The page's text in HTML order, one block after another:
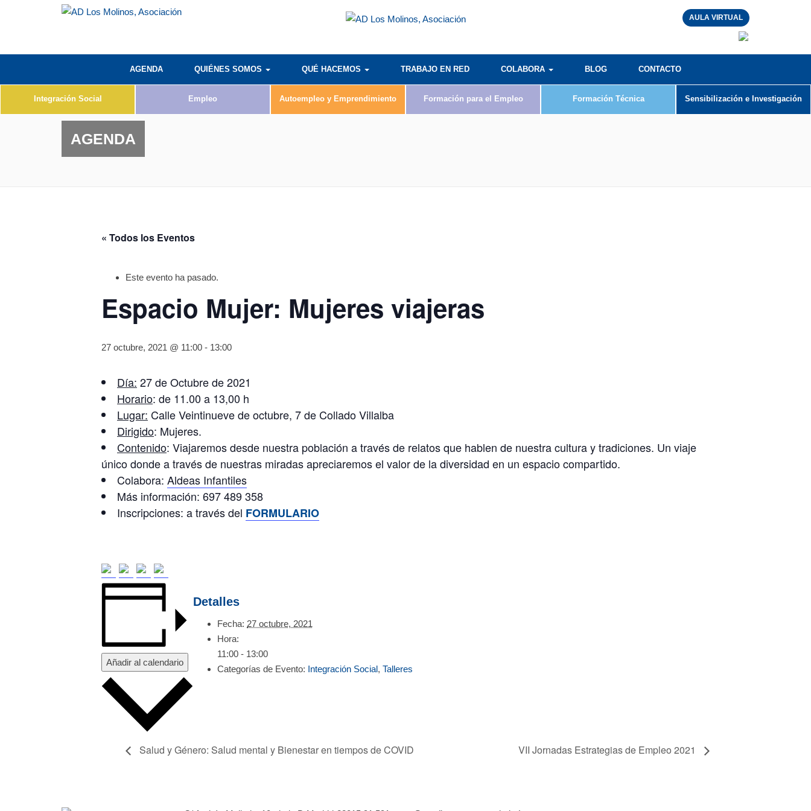
AULA VIRTUAL
AGENDA QUIÉNES SOMOS QUÉ HACEMOS TRABAJO EN RED COLABORA BLOG CONTACTO
Integración Social Empleo Autoempleo y Emprendimiento Formación para el Empleo Formación Técnica Sensibilización e Investigación
AGENDA
« Todos los Eventos
Este evento ha pasado.
Espacio Mujer: Mujeres viajeras
27 octubre, 2021 @ 11:00 - 13:00
Día: 27 de Octubre de 2021
Horario: de 11.00 a 13,00 h
Lugar: Calle Veintinueve de octubre, 7 de Collado Villalba
Dirigido: Mujeres.
Contenido: Viajaremos desde nuestra población a través de relatos que hablen de nuestra cultura y tradiciones. Un viaje
único donde a través de nuestras miradas apreciaremos el valor de la diversidad en un espacio compartido.
Colabora: Aldeas Infantiles
Más información: 697 489 358
Inscripciones: a través del FORMULARIO
Añadir al calendario
Detalles
Fecha: 27 octubre, 2021
Hora:
11:00 - 13:00
Categorías de Evento: Integración Social, Talleres
Salud y Género: Salud mental y Bienestar en tiempos de COVID VII Jornadas Estrategias de Empleo 2021